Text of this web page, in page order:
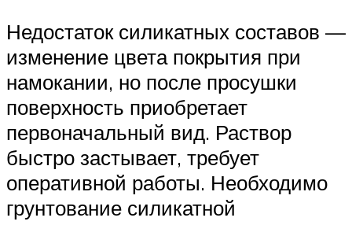
Недостаток силикатных составов —
изменение цвета покрытия при
намокании, но после просушки
поверхность приобретает
первоначальный вид. Раствор
быстро застывает, требует
оперативной работы. Необходимо
грунтование силикатной